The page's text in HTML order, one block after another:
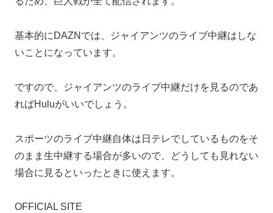
基本的にDAZNでは、ジャイアンツのライブ中継はしな
いことになっています。
ですので、
ジャイアンツのライブ中継だけを見るのであ
ればHuluがいいでしょう。
スポーツのライブ中継自体は日テレでしているものをそ
のまま生中継する場合が多いので、どうしても見れない
場合に見るといったときに使えます。
OFFICIAL SITE